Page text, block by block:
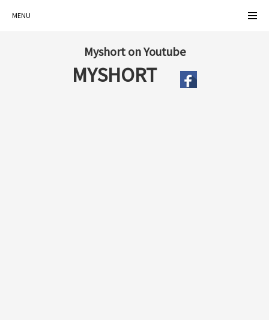
MENU
Myshort on Youtube
MYSHORT